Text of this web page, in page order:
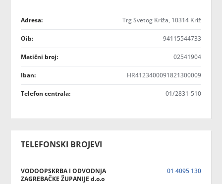
Adresa: Trg Svetog Križa, 10314 Križ
Oib: 94115544733
Matični broj: 02541904
Iban: HR4123400091821300009
Telefon centrala: 01/2831-510
TELEFONSKI BROJEVI
VODOOPSKRBA I ODVODNJA
ZAGREBAČKE ŽUPANIJE d.o.o
01 4095 130